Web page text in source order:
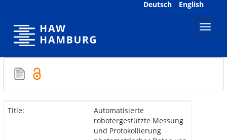
Deutsch English
Title:
Automatisierte
robotergestützte Messung
und Protokollierung